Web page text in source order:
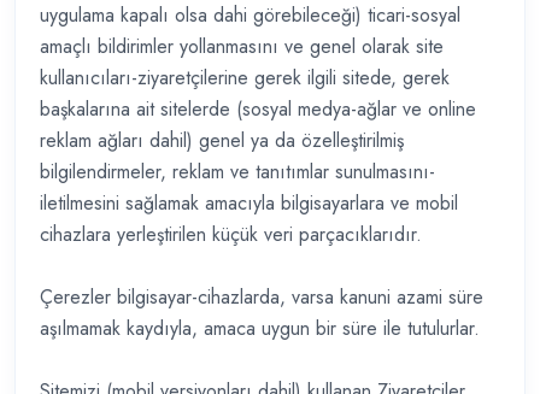
uygulama kapalı olsa dahi görebileceği) ticari-sosyal
amaçlı bildirimler yollanmasını ve genel olarak site
kullanıcıları-ziyaretçilerine gerek ilgili sitede, gerek
başkalarına ait sitelerde (sosyal medya-ağlar ve online
reklam ağları dahil) genel ya da özelleştirilmiş
bilgilendirmeler, reklam ve tanıtımlar sunulmasını-
iletilmesini sağlamak amacıyla bilgisayarlara ve mobil
cihazlara yerleştirilen küçük veri parçacıklarıdır.
Çerezler bilgisayar-cihazlarda, varsa kanuni azami süre
aşılmamak kaydıyla, amaca uygun bir süre ile tutulurlar.